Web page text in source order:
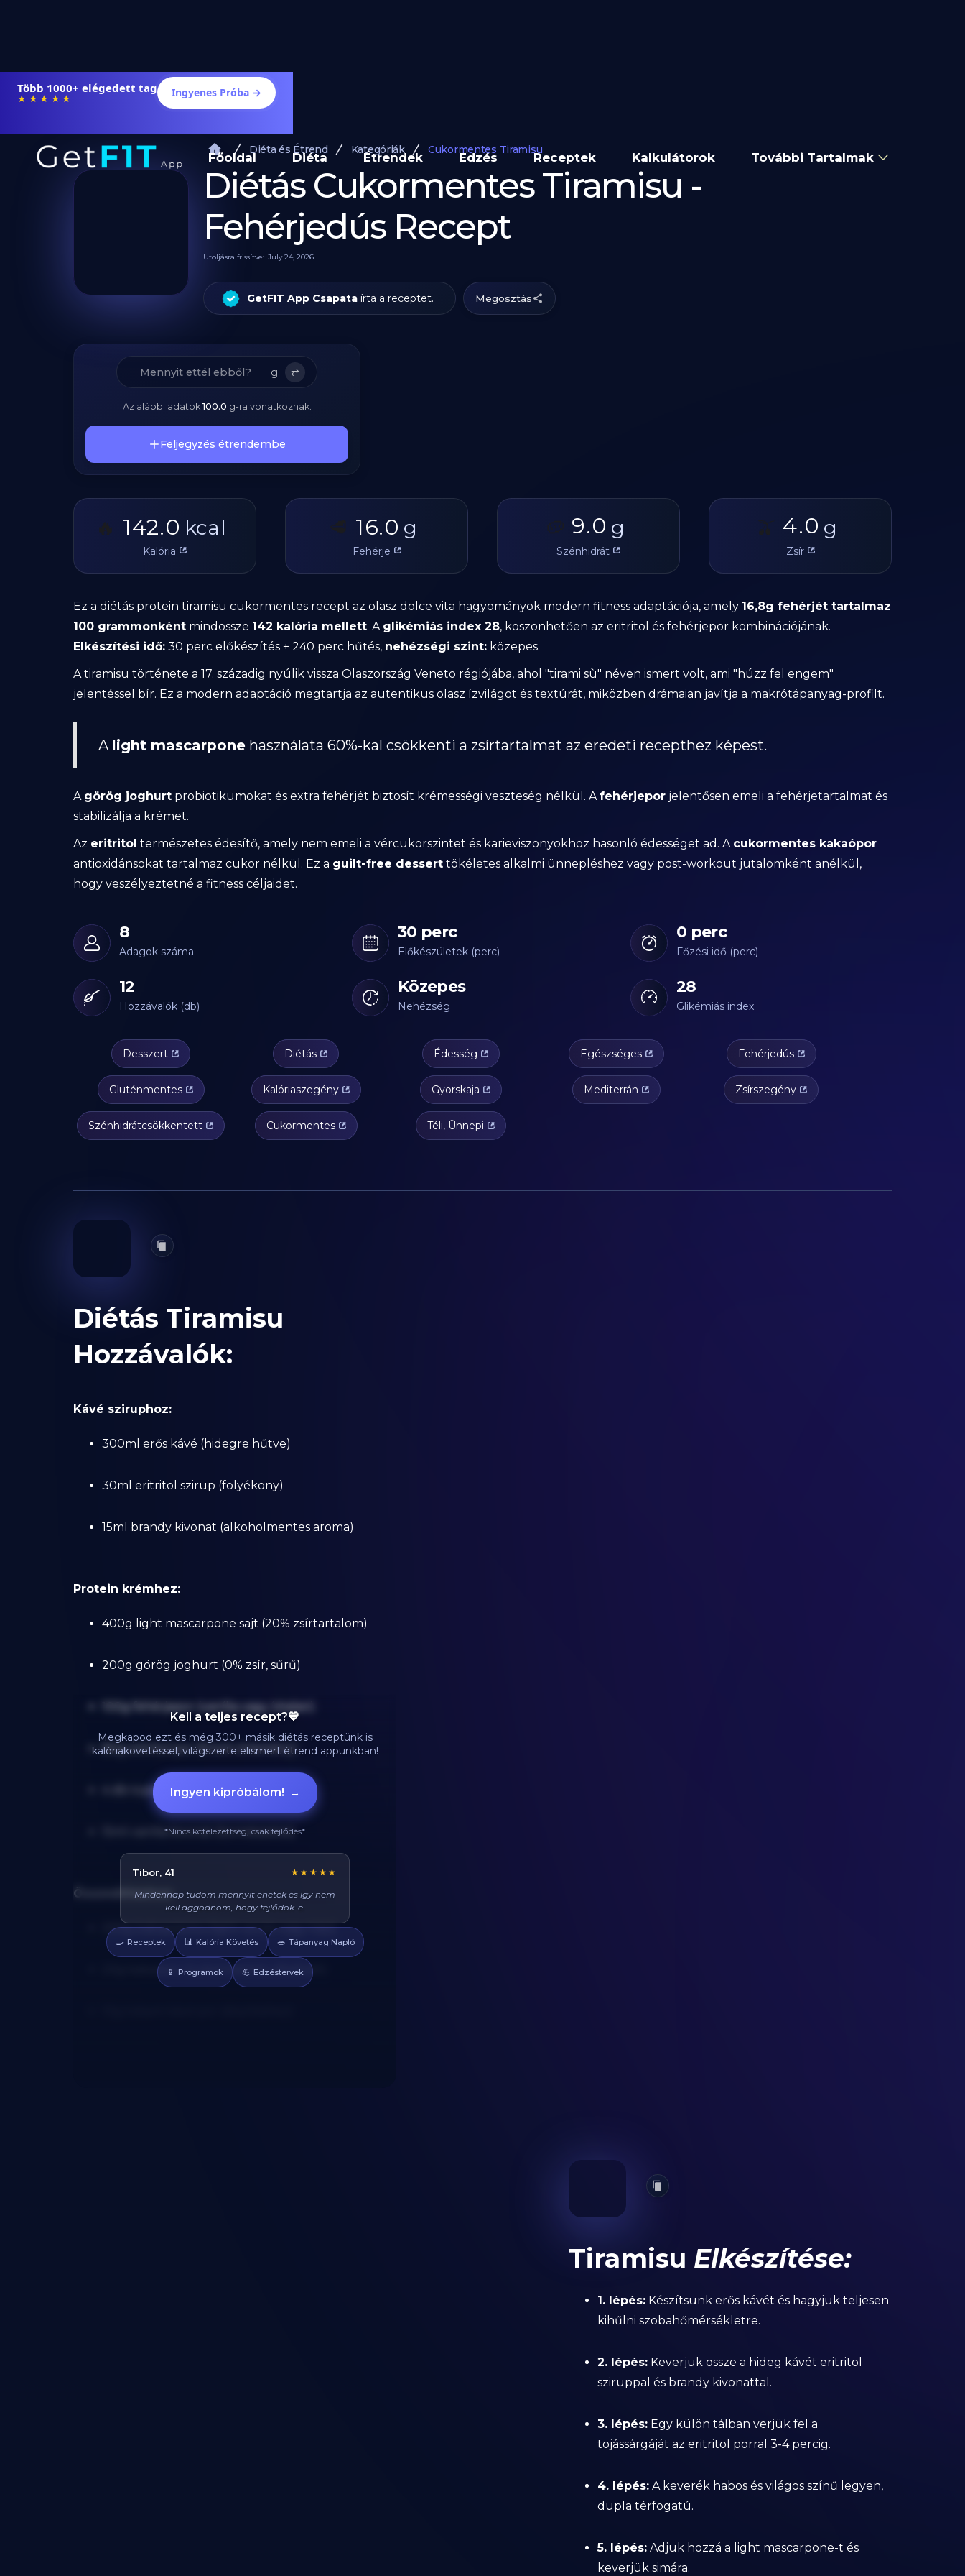
Több 1000+ elégedett tag
★★★★★ Ingyenes Próba →
Főoldal Diéta Étrendek Edzés Receptek Kalkulátorok További Tartalmak
Diéta és Étrend Kategóriák Cukormentes Tiramisu
Diétás Cukormentes Tiramisu -
Fehérjedús Recept
Utoljásra frissítve: July 24, 2026
GetFIT App Csapataírta a receptet. Megosztás
g ⇄
Az alábbi adatok100.0 g-ra vonatkoznak.
Feljegyzés étrendembe
🔥 142.0 kcal
Kalória
🥩 16.0 g
Fehérje
🥔 9.0 g
Szénhidrát
🫒 4.0 g
Zsír
Ez a diétás protein tiramisu cukormentes recept az olasz dolce vita hagyományok modern fitness adaptációja, amely 16,8g fehérjét tartalmaz
100 grammonként mindössze 142 kalória mellett. A glikémiás index 28, köszönhetően az eritritol és fehérjepor kombinációjának.
Elkészítési idő: 30 perc előkészítés + 240 perc hűtés, nehézségi szint: közepes.
A tiramisu története a 17. századig nyúlik vissza Olaszország Veneto régiójába, ahol "tirami sù" néven ismert volt, ami "húzz fel engem"
jelentéssel bír. Ez a modern adaptáció megtartja az autentikus olasz ízvilágot és textúrát, miközben drámaian javítja a makrótápanyag-profilt.
A light mascarpone használata 60%-kal csökkenti a zsírtartalmat az eredeti recepthez képest.
A görög joghurt probiotikumokat és extra fehérjét biztosít krémességi veszteség nélkül. A fehérjepor jelentősen emeli a fehérjetartalmat és
stabilizálja a krémet.
Az eritritol természetes édesítő, amely nem emeli a vércukorszintet és karieviszonyokhoz hasonló édességet ad. A cukormentes kakaópor
antioxidánsokat tartalmaz cukor nélkül. Ez a guilt-free dessert tökéletes alkalmi ünnepléshez vagy post-workout jutalomként anélkül,
hogy veszélyeztetné a fitness céljaidet.
8
Adagok száma
30 perc
Előkészületek (perc)
0 perc
Főzési idő (perc)
12
Hozzávalók (db)
Közepes
Nehézség
28
Glikémiás index
Desszert Diétás Édesség Egészséges Fehérjedús
Gluténmentes Kalóriaszegény Gyorskaja Mediterrán Zsírszegény
Szénhidrátcsökkentett Cukormentes Téli, Ünnepi
Diétás Tiramisu
Hozzávalók:
Kávé sziruphoz:
300ml erős kávé (hidegre hűtve)
30ml eritritol szirup (folyékony)
15ml brandy kivonat (alkoholmentes aroma)
Protein krémhez:
400g light mascarpone sajt (20% zsírtartalom)
200g görög joghurt (0% zsír, sűrű)
100g fehérjepor (vanília vagy íztalan)
80g eritritol por (finom őrlemény)
4 db tojássárgája (pasztörizált, friss)
15ml vanília kivonat (természetes)
Összeállításhoz:
200g babapiskóta (light verzió vagy házi)
20g kakaópor (cukormentes, alkalizált)
Kell a teljes recept?💙
Megkapod ezt és még 300+ másik diétás receptünk is
kalóriakövetéssel, világszerte elismert étrend appunkban!
Ingyen kipróbálom! →
*Nincs kötelezettség, csak fejlődés*
Réka, 29 ★★★★★
Azt hittem diétán csak csirkét és brokkolit lehet
enni, veletek mindig tudok valami finomat
enni, és sosem éhezem!
🍳 Receptek 📊 Kalória Követés 🥗 Tápanyag Napló
📱 Programok 💪 Edzéstervek
Tiramisu Elkészítése:
1. lépés: Készítsünk erős kávét és hagyjuk teljesen
kihűlni szobahőmérsékletre.
2. lépés: Keverjük össze a hideg kávét eritritol
sziruppal és brandy kivonattal.
3. lépés: Egy külön tálban verjük fel a
tojássárgáját az eritritol porral 3-4 percig.
4. lépés: A keverék habos és világos színű legyen,
dupla térfogatú.
5. lépés: Adjuk hozzá a light mascarpone-t és
keverjük simára.